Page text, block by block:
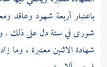
باعتبار أربعة شهود وعاقد
شورى في ستة دل على ذلك .
شهادة الاثنين معتبرة ، وما